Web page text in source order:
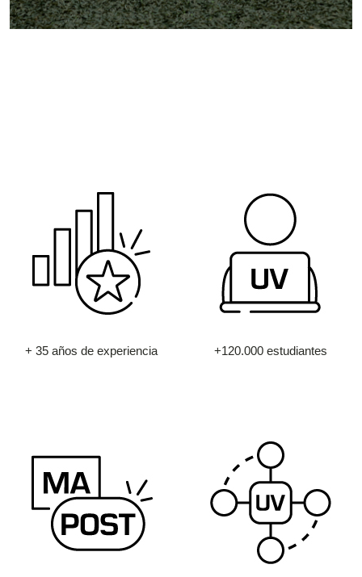
+ 35 años de experiencia +120.000 estudiantes